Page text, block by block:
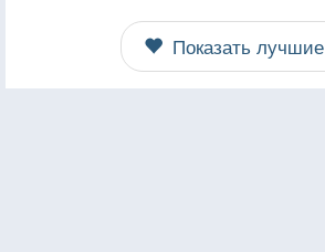
Показать лучшие